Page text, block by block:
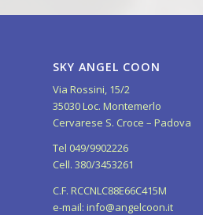
SKY ANGEL COON
Via Rossini, 15/2
35030 Loc. Montemerlo
Cervarese S. Croce – Padova
Tel 049/9902226
Cell. 380/3453261
C.F. RCCNLC88E66C415M
e-mail: info@angelcoon.it